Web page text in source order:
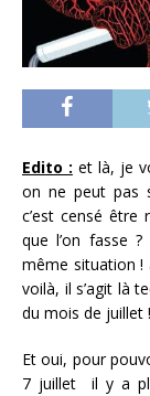
Edito : et là, je
on ne peut pas
c’est censé
que l’on fasse
même situation !
voilà, il s’agit là
du mois de juillet !
Et oui, pour
7 juillet il y a